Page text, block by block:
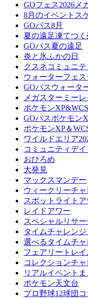
GOフェス2026メ
8月のイベントス
GOパス8月
夏の遠足凍てつく
GOパス夏の遠足
炎と氷ふかの日
クスネコミュニテ
ウォーターフェ
GOパスウォータ
メガスターミー
ポケモン
GOパスポケモン
ポケモンXP＆
ワイルドエリア
コミュニティデ
おひろめ
大発見
マックスマンデー
ウィークリーチ
スポットライトア
レイドアワー
スペシャルリサ
タイムチャレン
選べるタイムチ
フェアリートレイ
コレクションチ
リアルイベントま
ポケモン天文台
プロ野球12球団